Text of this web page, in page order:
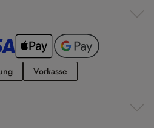
Ratenzahlung
Vorkasse